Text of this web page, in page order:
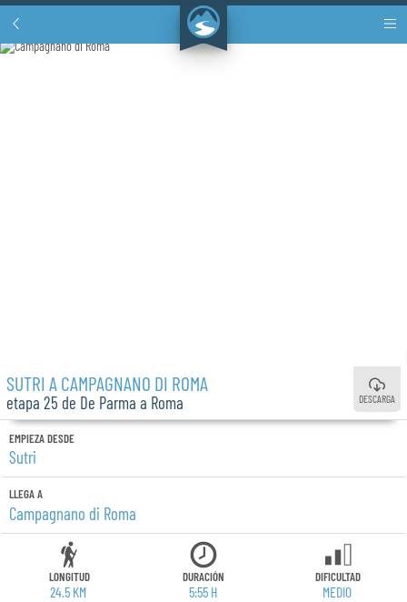
SUTRI A CAMPAGNANO DI ROMA
etapa 25 de De Parma a Roma DESCARGA
EMPIEZA DESDE
Sutri
LLEGA A
Campagnano di Roma
LONGITUD
24.5 KM
DURACIÓN
5:55 H
DIFICULTAD
MEDIO